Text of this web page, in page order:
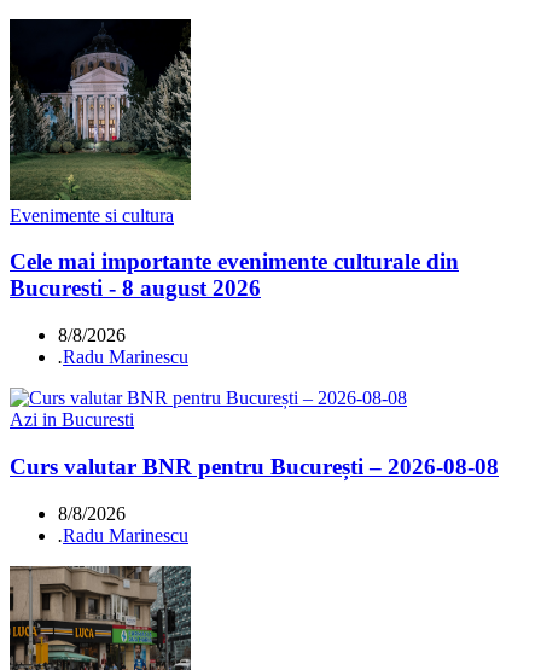
Evenimente si cultura
Cele mai importante evenimente culturale din
Bucuresti - 8 august 2026
8/8/2026
.Radu Marinescu
Azi in Bucuresti
Curs valutar BNR pentru București – 2026-08-08
8/8/2026
.Radu Marinescu